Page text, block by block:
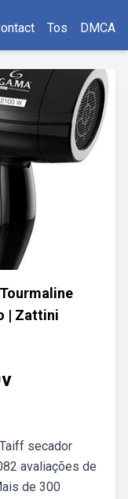
Tos DMCA
| Zattini
secador
avaliações de
de 300